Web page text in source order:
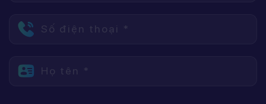
Số điện thoại *
Họ tên *